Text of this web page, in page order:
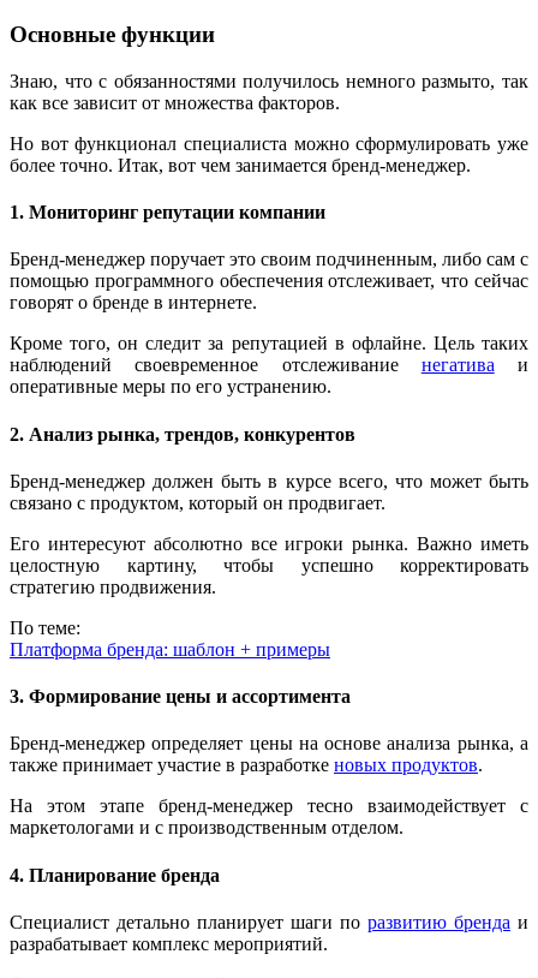
Основные функции
Знаю, что с обязанностями получилось немного размыто, так
как все зависит от множества факторов.
Но вот функционал специалиста можно сформулировать уже
более точно. Итак, вот чем занимается бренд-менеджер.
1. Мониторинг репутации компании
Бренд-менеджер поручает это своим подчиненным, либо сам с
помощью программного обеспечения отслеживает, что сейчас
говорят о бренде в интернете.
Кроме того, он следит за репутацией в офлайне. Цель таких
наблюдений своевременное отслеживание негатива и
оперативные меры по его устранению.
2. Анализ рынка, трендов, конкурентов
Бренд-менеджер должен быть в курсе всего, что может быть
связано с продуктом, который он продвигает.
Его интересуют абсолютно все игроки рынка. Важно иметь
целостную картину, чтобы успешно корректировать
стратегию продвижения.
По теме:
Платформа бренда: шаблон + примеры
3. Формирование цены и ассортимента
Бренд-менеджер определяет цены на основе анализа рынка, а
также принимает участие в разработке новых продуктов.
На этом этапе бренд-менеджер тесно взаимодействует с
маркетологами и с производственным отделом.
4. Планирование бренда
Специалист детально планирует шаги по развитию бренда и
разрабатывает комплекс мероприятий.